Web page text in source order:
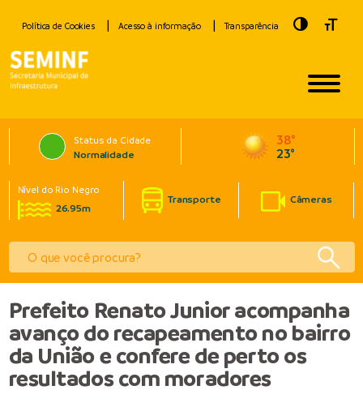
Política de Cookies Acesso à informação Transparência Toggle
Status da Cidade
Normalidade
38°
23°
Nível do Rio Negro
26.95m
Transporte Câmeras
Prefeito Renato Junior acompanha
avanço do recapeamento no bairro
da União e confere de perto os
resultados com moradores